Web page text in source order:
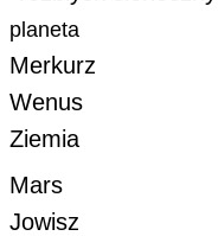
planeta
Merkurz
Wenus
Ziemia
Mars
Jowisz